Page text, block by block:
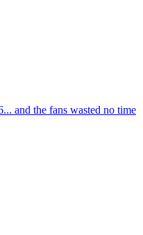
and the fans wasted no time